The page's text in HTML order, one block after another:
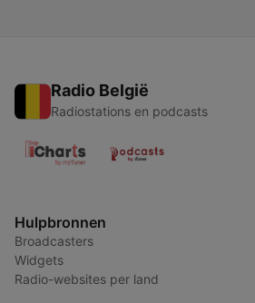
Radio België
Radiostations en podcasts
Hulpbronnen
Broadcasters
Widgets
Radio-websites per land